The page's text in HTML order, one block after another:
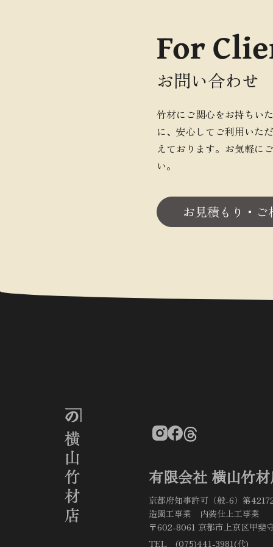
For
お問い合わせ
竹材にご関心をお持ちい
に、安心してご利用いた
えております。お気軽に
い。
お見積もり・ご
有限会社 横山竹
京都府知事許可（般-6）第
造園工事業 内装仕上工事業
〒602-8061 京都市上京区甲斐
TEL (075)441-3981(代)